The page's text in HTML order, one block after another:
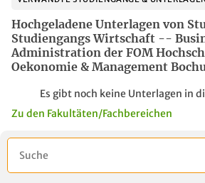
Hochgeladene Unterlagen von
Studiengangs Wirtschaft --
Administration der FOM
Oekonomie & Management
Es gibt noch keine Unterlagen in
Zu den Fakultäten/Fachbereichen